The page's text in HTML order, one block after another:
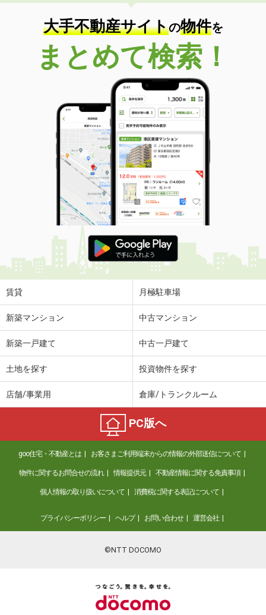
大手不動産サイトの物件を
まとめて検索！
賃貸 月極駐車場
新築マンション 中古マンション
新築一戸建て 中古一戸建て
土地を探す 投資物件を探す
店舗/事業用 倉庫/トランクルーム
PC版へ
goo住宅・不動産とは お客さまご利用端末からの情報の外部送信について
物件に関するお問合せの流れ 情報提供元 不動産情報に関する免責事項
個人情報の取り扱いについて 消費税に関する表記について
プライバシーポリシー ヘルプ お問い合わせ 運営会社
©NTT DOCOMO